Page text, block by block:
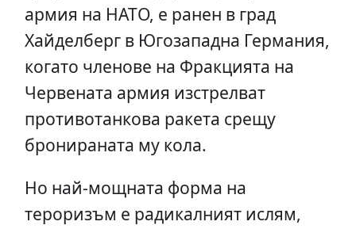
армия на НАТО, е ранен в град
Хайделберг в Югозападна Германия,
когато членове на Фракцията на
Червената армия изстрелват
противотанкова ракета срещу
бронираната му кола.
Но най-мощната форма на
тероризъм е радикалният ислям,